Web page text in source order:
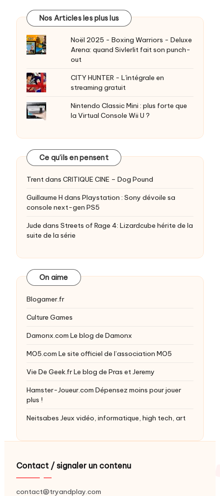
Nos Articles les plus lus
Noël 2025 - Boxing Warriors - Deluxe
Arena: quand Sivlerlit fait son punch-
out
CITY HUNTER - L'intégrale en
streaming gratuit
Nintendo Classic Mini : plus forte que
la Virtual Console Wii U ?
Ce qu’ils en pensent
Trentdans CRITIQUE CINE – Dog Pound
Guillaume H dans Playstation : Sony dévoile sa
console next-gen PS5
Jude dans Streets of Rage 4: Lizardcube hérite de la
suite de la série
On aime
Blogamer.fr
Culture Games
Damonx.com Le blog de Damonx
MO5.com Le site officiel de l’association MO5
Vie De Geek.frLe blog de Pras et Jeremy
Hamster-Joueur.com Dépensez moins pour jouer
plus !
Neitsabes Jeux vidéo, informatique, high tech, art
Contact / signaler un contenu
contact@tryandplay.com